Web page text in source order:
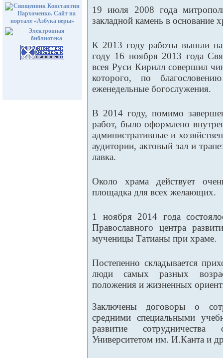
19 июля 2008 года
закладной камень в основание
К 2013 году работы вышли
году 16 ноября 2013 года
всея Руси Кирилл совершил
которого, по
еженедельные богослужения.
В 2014 году, помимо
работ, было оформлено
административные и
аудитории, актовый зал и
лавка.
Около храма действует
площадка для всех желающих.
1 ноября 2014 года
Православного центра
мученицы Татианы при храме.
Постепенно складывается
люди самых разных
положения и жизненных
Заключены договоры о
средними специальными
развитие
Университетом им. И.Канта и